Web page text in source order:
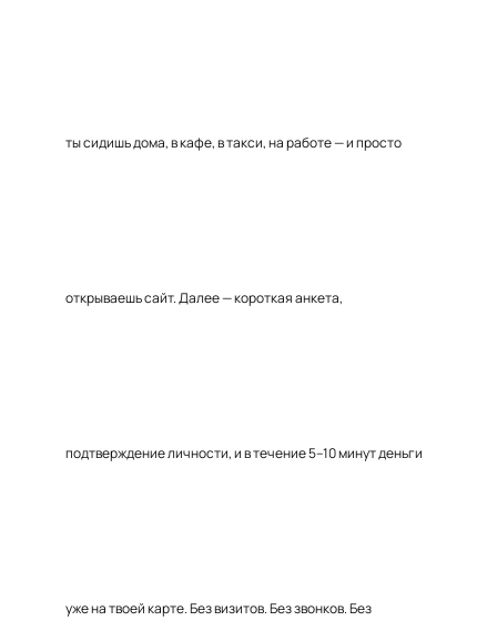
ты сидишь дома, в кафе, в такси, на работе — и просто
открываешь сайт. Далее — короткая анкета,
подтверждение личности, и в течение 5–10 минут деньги
уже на твоей карте. Без визитов. Без звонков. Без